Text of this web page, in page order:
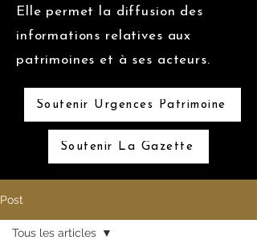
Elle permet la diffusion des
informations relatives aux
patrimoines et à ses acteurs.
Soutenir Urgences Patrimoine
Soutenir La Gazette
Post
Tous les articles